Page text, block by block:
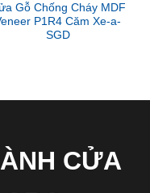
Gỗ Chống Cháy MDF
P1R4 Căm Xe-a-
SGD
CỬA